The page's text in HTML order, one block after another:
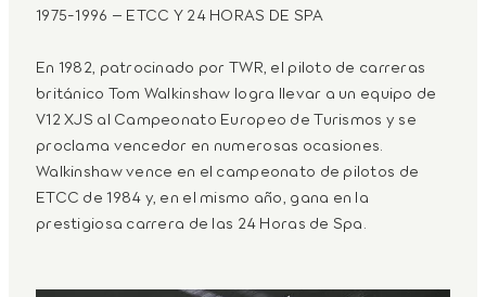
1975-1996 – ETCC Y 24 HORAS DE SPA
En 1982, patrocinado por TWR, el piloto de carreras
británico Tom Walkinshaw logra llevar a un equipo de
V12 XJS al Campeonato Europeo de Turismos y se
proclama vencedor en numerosas ocasiones.
Walkinshaw vence en el campeonato de pilotos de
ETCC de 1984 y, en el mismo año, gana en la
prestigiosa carrera de las 24 Horas de Spa.